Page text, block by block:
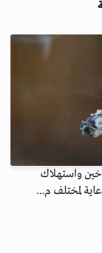
واستهلاك
لمختلف م...